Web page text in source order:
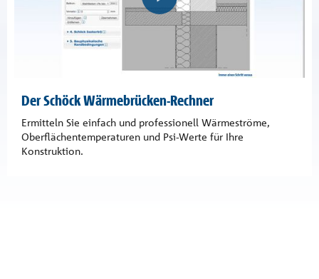
Der Schöck Wärmebrücken-Rechner
Ermitteln Sie einfach und professionell Wärmeströme,
Oberflächentemperaturen und Psi-Werte für Ihre
Konstruktion.